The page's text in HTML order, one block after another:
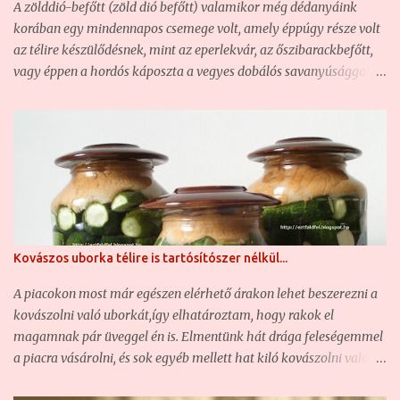
szilvabefőtthöz: - 2 kg szilva - 40 dkg kristálycukor - 1 liter
csapvíz - fahéj (o...
A zölddió-befőtt (zöld dió befőtt) valamikor még dédanyáink
korában egy mindennapos csemege volt, amely éppúgy része volt
az télire készülődésnek, mint az eperlekvár, az őszibarackbefőtt,
vagy éppen a hordós káposzta a vegyes dobálós savanyúsággal
éppen a porta előtt volt legalább egy szép termetes diófa,
amelyről ilyenkor június elején-közepén szüreteltek egy kevéske
zöld diót, hogy abból zölddió-befőttet, zölddió-pálinkát, vagy
éppen zölddió-likőrt készítsenek. A zöld dió ugyanis egy igazi
csoda egészségünkre gyakorolt hatása okán. Hogy ebből mennyi
marad meg benne a befőzési eljárás során, azt én nem tudom, csak
azt, hogy egy roppan finom és ízletes csemege a zölddió-befőtt,
amely sok éves feledésbe merülés után ismét reneszánszát éli. Mi
is bemutatjuk a magunk receptjét, mert hát valljuk be: a
boltokban igen csak drága, ha egyáltalán kapható (280-300
gramm/üveg = közel 1800 forint) ... Zöld dió, a ...
Kovászos uborka télire is tartósítószer nélkül...
A piacokon most már egészen elérhető árakon lehet beszerezni a
kovászolni való uborkát,így elhatároztam, hogy rakok el
magamnak pár üveggel én is. Elmentünk hát drága feleségemmel
a piacra vásárolni, és sok egyéb mellett hat kiló kovászolni való